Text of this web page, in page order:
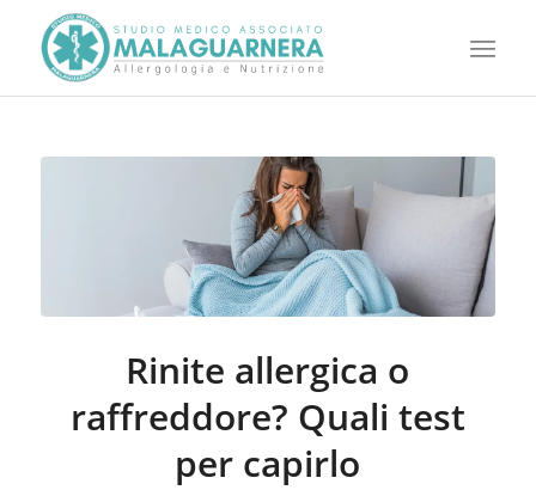
Rinite allergica o
raffreddore? Quali test
per capirlo